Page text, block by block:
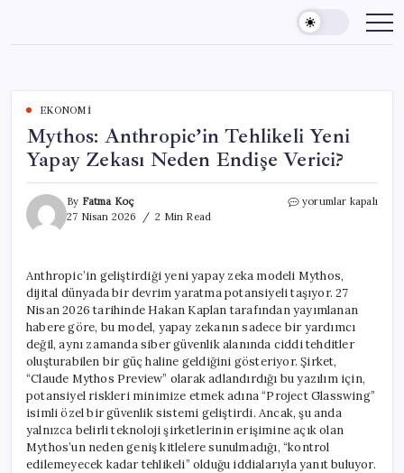
content
EKONOMI
Mythos: Anthropic’in Tehlikeli Yeni
Yapay Zekası Neden Endişe Verici?
By Fatma Koç
27 Nisan 2026
2 Min Read
Mythos:
Zekası
Neden
Endişe
Verici?
için
yorumlar kapalı
Anthropic’in geliştirdiği yeni yapay zeka modeli Mythos,
dijital dünyada bir devrim yaratma potansiyeli taşıyor. 27
Nisan 2026 tarihinde Hakan Kaplan tarafından yayımlanan
habere göre, bu model, yapay zekanın sadece bir yardımcı
değil, aynı zamanda siber güvenlik alanında ciddi tehditler
oluşturabilen bir güç haline geldiğini gösteriyor. Şirket,
“Claude Mythos Preview” olarak adlandırdığı bu yazılım için,
potansiyel riskleri minimize etmek adına “Project Glasswing”
isimli özel bir güvenlik sistemi geliştirdi. Ancak, şu anda
yalnızca belirli teknoloji şirketlerinin erişimine açık olan
Mythos’un neden geniş kitlelere sunulmadığı, “kontrol
edilemeyecek kadar tehlikeli” olduğu iddialarıyla yanıt buluyor.